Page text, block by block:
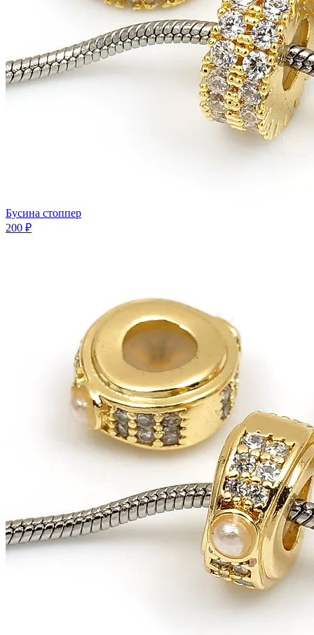
Бусина стоппер
200 ₽